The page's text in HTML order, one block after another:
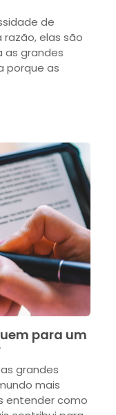
de
razão, elas são
as grandes
porque as
para um
grandes
mais
entender como